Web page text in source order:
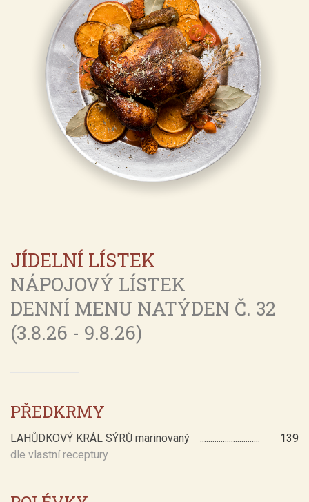
JÍDELNÍ LÍSTEK
NÁPOJOVÝ LÍSTEK
DENNÍ MENU NATÝDEN Č. 32
(3.8.26 - 9.8.26)
PŘEDKRMY
LAHŮDKOVÝ KRÁL SÝRŮ marinovaný
139
dle vlastní receptury